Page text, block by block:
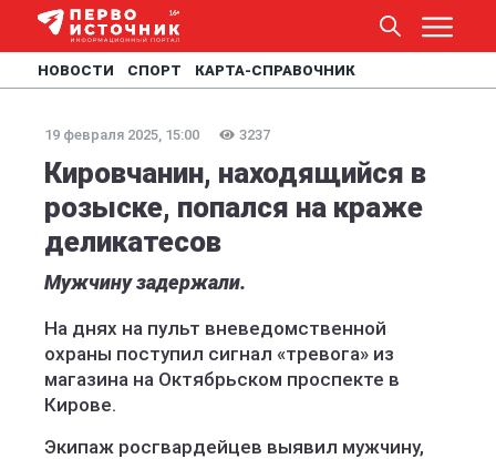
НОВОСТИ СПОРТ КАРТА-СПРАВОЧНИК
19 февраля 2025, 15:00 3237
Кировчанин, находящийся в
розыске, попался на краже
деликатесов
Мужчину задержали.
На днях на пульт вневедомственной
охраны поступил сигнал «тревога» из
магазина на Октябрьском проспекте в
Кирове.
Экипаж росгвардейцев выявил мужчину,